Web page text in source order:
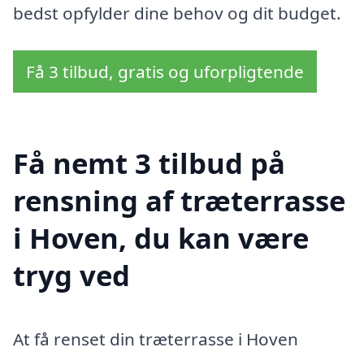
bedst opfylder dine behov og dit budget.
Få 3 tilbud, gratis og uforpligtende
Få nemt 3 tilbud på
rensning af træterrasse
i Hoven, du kan være
tryg ved
At få renset din træterrasse i Hoven